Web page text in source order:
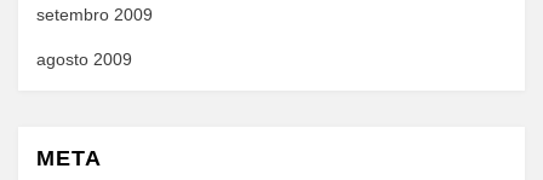
setembro 2009
agosto 2009
META